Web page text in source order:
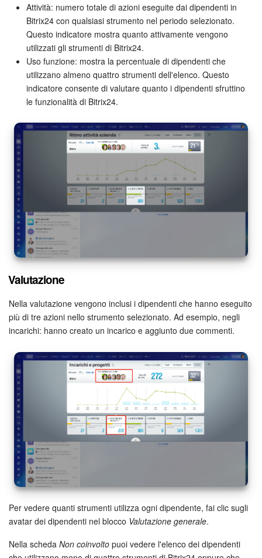
Attività: numero totale di azioni eseguite dai dipendenti in
Bitrix24 con qualsiasi strumento nel periodo selezionato.
Questo indicatore mostra quanto attivamente vengono
utilizzati gli strumenti di Bitrix24.
Uso funzione: mostra la percentuale di dipendenti che
utilizzano almeno quattro strumenti dell'elenco. Questo
indicatore consente di valutare quanto i dipendenti sfruttino
le funzionalità di Bitrix24.
Valutazione
Nella valutazione vengono inclusi i dipendenti che hanno eseguito
più di tre azioni nello strumento selezionato. Ad esempio, negli
incarichi: hanno creato un incarico e aggiunto due commenti.
Per vedere quanti strumenti utilizza ogni dipendente, fai clic sugli
avatar dei dipendenti nel blocco Valutazione generale.
Nella scheda Non coinvolto puoi vedere l'elenco dei dipendenti